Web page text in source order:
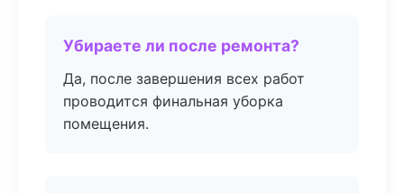
Убираете ли после ремонта?
Да, после завершения всех работ
проводится финальная уборка
помещения.